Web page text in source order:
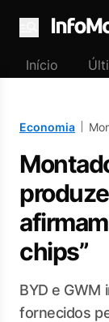
Menu
Início
Economia
chips”
BYD e
fornecidos